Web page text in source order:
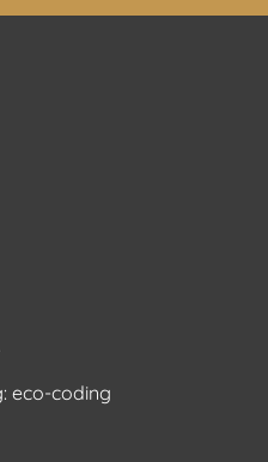
eco-coding